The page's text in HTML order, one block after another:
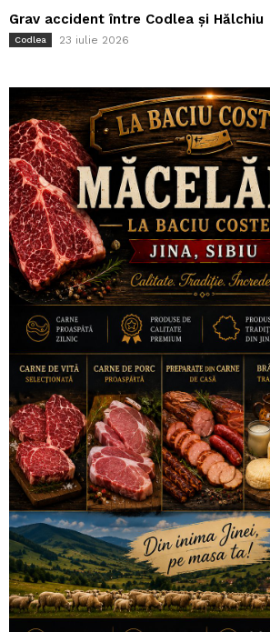
Grav accident între Codlea și Hălchiu
Codlea 23 iulie 2026